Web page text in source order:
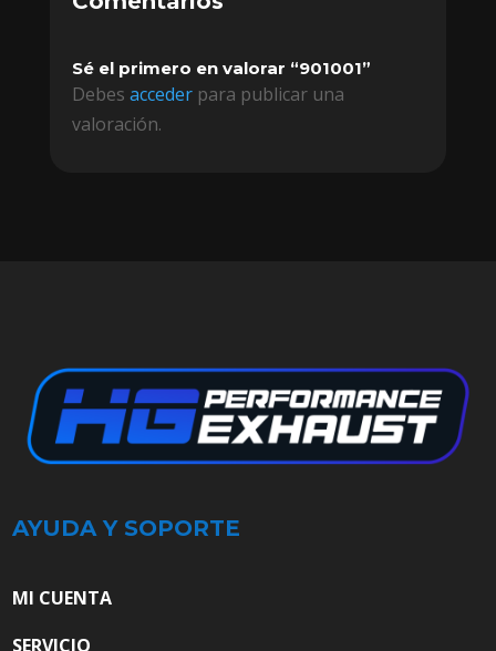
Sé el primero en valorar “901001”
Debes accederpara publicar una
valoración.
AYUDA Y SOPORTE
MI CUENTA
SERVICIO